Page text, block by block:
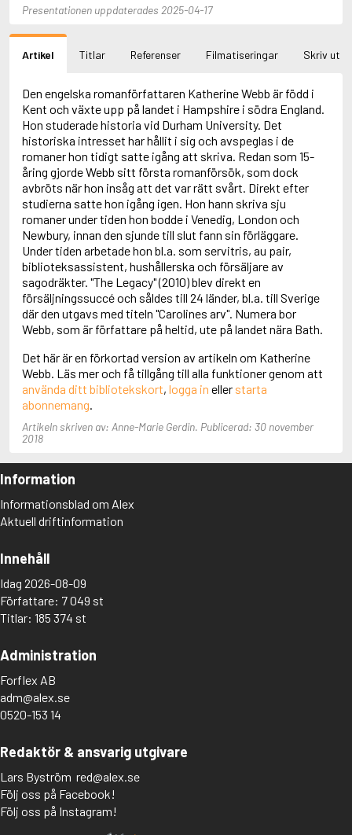
Adiga, Aravind
Adnan, Etel
Adolfsson, Evert
Adolfsson, Gunnar
Adolfsson, Josefine
Adolfsson, Maria
Adolphsen, Peter
Presentationen uppdaterades 2025-04-17
Artikel Titlar Referenser Filmatiseringar Skriv ut
Den engelska romanförfattaren Katherine Webb är född i
Kent och växte upp på landet i Hampshire i södra England.
Hon studerade historia vid Durham University. Det
historiska intresset har hållit i sig och avspeglas i de
romaner hon tidigt satte igång att skriva. Redan som 15-
åring gjorde Webb sitt första romanförsök, som dock
avbröts när hon insåg att det var rätt svårt. Direkt efter
studierna satte hon igång igen. Hon hann skriva sju
romaner under tiden hon bodde i Venedig, London och
Newbury, innan den sjunde till slut fann sin förläggare.
Under tiden arbetade hon bl.a. som servitris, au pair,
biblioteksassistent, hushållerska och försäljare av
sagodräkter. "The Legacy" (2010) blev direkt en
försäljningssuccé och såldes till 24 länder, bl.a. till Sverige
där den utgavs med titeln "Carolines arv". Numera bor
Webb, som är författare på heltid, ute på landet nära Bath.
Det här är en förkortad version av artikeln om Katherine
Webb. Läs mer och få tillgång till alla funktioner genom att
använda ditt bibliotekskort, logga in eller starta
abonnemang
Artikeln skriven av: Anne-Marie Gerdin. Publicerad: 30 november
2018
Information
Informationsblad om Alex
Aktuell driftinformation
Innehåll
Idag 2026-08-09
Författare: 7 049 st
Titlar: 185 374 st
Administration
Forflex AB
adm@alex.se
0520-153 14
Redaktör & ansvarig utgivare
Lars Byström red@alex.se
Följ oss på Facebook!
Följ oss på Instagram!